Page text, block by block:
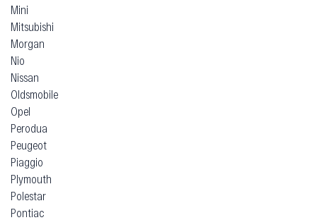
Mini
Mitsubishi
Morgan
Nio
Nissan
Oldsmobile
Opel
Perodua
Peugeot
Piaggio
Plymouth
Polestar
Pontiac